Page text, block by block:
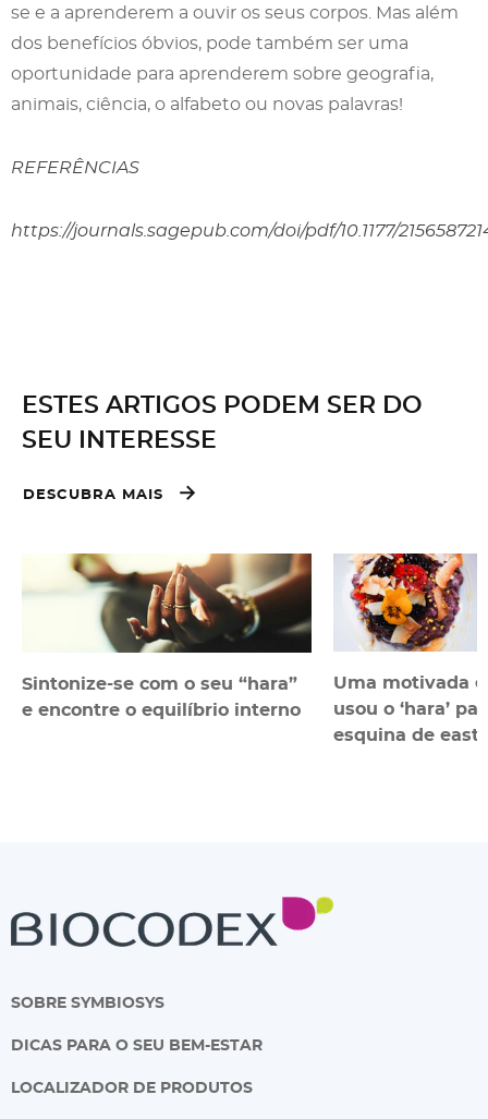
se e a aprenderem a ouvir os seus corpos. Mas além
dos benefícios óbvios, pode também ser uma
oportunidade para aprenderem sobre geografia,
animais, ciência, o alfabeto ou novas palavras!
REFERÊNCIAS
https://journals.sagepub.com/doi/pdf/10.1177/
ESTES ARTIGOS PODEM SER DO
SEU INTERESSE
DESCUBRA MAIS
Sintonize-se com o seu “hara”
e encontre o equilíbrio interno
Uma motivada
usou o ‘hara’
esquina de east
SOBRE SYMBIOSYS
DICAS PARA O SEU BEM-ESTAR
LOCALIZADOR DE PRODUTOS